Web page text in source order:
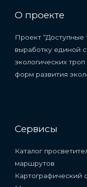
О проекте
Проект “Доступные
выработку единой
экологических
форм развития
Сервисы
Каталог
маршрутов
Картографический